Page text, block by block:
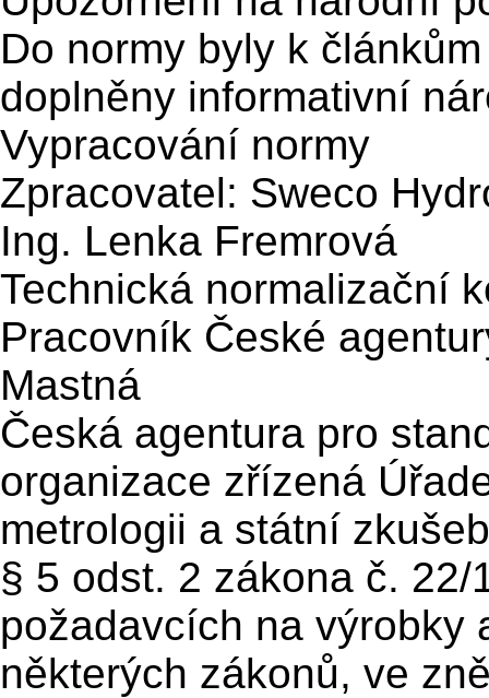
Do normy byly k
doplněny informativní
Vypracování normy
Zpracovatel: Sweco
Ing. Lenka Fremrová
Technická normalizační
Pracovník České
Mastná
Česká agentura pro
organizace zřízená
metrologii a státní
§ 5 odst. 2 zákona č.
požadavcích na výrobky
některých zákonů, ve